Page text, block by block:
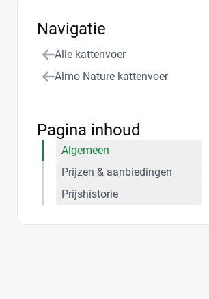
Navigatie
Alle kattenvoer
Almo Nature kattenvoer
Pagina inhoud
Algemeen
Prijzen & aanbiedingen
Prijshistorie